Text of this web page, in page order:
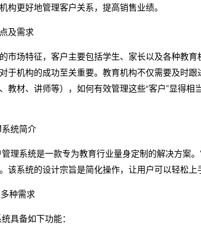
构更好地管理客户关系，提高销售业绩。
及需求
市场特征，客户主要包括学生、家长以及各种教
于机构的成功至关重要。教育机构不仅需要及时
教材、讲师等），如何有效管理这些“客户”显得
统简介
理系统是一款专为教育行业量身定制的解决方案
该系统的设计宗旨是简化操作，让用户可以轻松上
种需求
具备如下功能：